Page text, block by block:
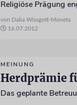
Religiöse Prägung
von Dalia Wissgott-Moneta
16.07.2012
MEINUNG
Herdprämie
Das geplante